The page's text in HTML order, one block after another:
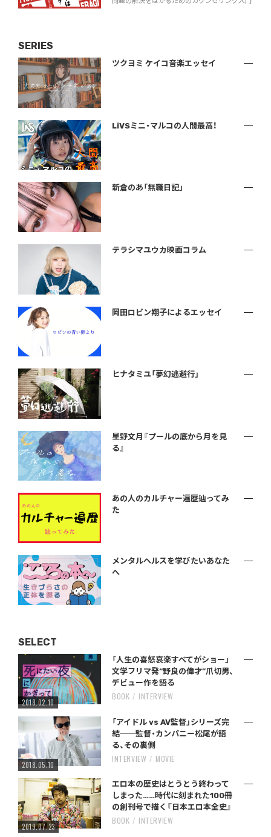
SERIES
ツクヨミ ケイコ音楽エッセイ
LiVSミニ・マルコの人間最高！
新倉のあ「無職日記」
テラシマユウカ映画コラム
岡田ロビン翔子によるエッセイ
ヒナタミユ「夢幻逃避行」
星野文月『プールの底から月を見
る』
あの人のカルチャー遍歴辿ってみ
た
メンタルヘルスを学びたいあなた
へ
SELECT
2018.02.10
「人生の喜怒哀楽すべてがショー」
文学フリマ発“野良の偉才”爪切男、
デビュー作を語る
BOOK INTERVIEW
2018.05.10
「アイドル vs AV監督」シリーズ完
結──監督・カンパニー松尾が語
る、その裏側
INTERVIEW MOVIE
2019.07.23
エロ本の歴史はとうとう終わって
しまった……時代に刻まれた100冊
の創刊号で描く『日本エロ本全史』
BOOK INTERVIEW